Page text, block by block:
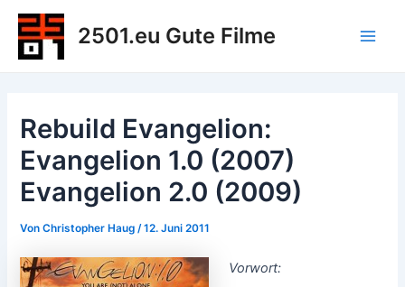
Zum
Inhalt
springen
2501.eu Gute Filme
Rebuild Evangelion:
Evangelion 1.0 (2007)
Evangelion 2.0 (2009)
VonChristopher Haug/12. Juni 2011
Vorwort: